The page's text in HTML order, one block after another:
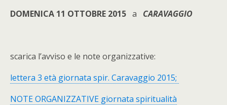
DOMENICA 11 OTTOBRE 2015 a CARAVAGGIO
scarica l’avviso e le note organizzative:
lettera 3 età giornata spir. Caravaggio 2015;
NOTE ORGANIZZATIVE giornata spiritualità